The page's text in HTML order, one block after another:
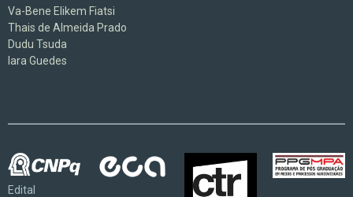
Va-Bene Elikem Fiatsi
Thais de Almeida Prado
Dudu Tsuda
Iara Guedes
Edital